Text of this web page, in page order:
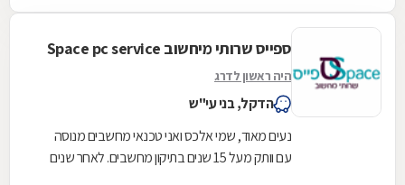
ספייס שרותי מיחשוב Space pc service
היה ראשון לדרג
הדקל, בני עי"ש
נעים מאוד, שמי אלכס ואני טכנאי מחשבים מנוסה
עם וותק מעל 15 שנים בתיקון מחשבים. לאחר שנים